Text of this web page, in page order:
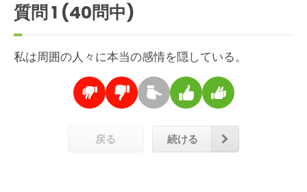
質問1 (40問中)
私は周囲の人々に本当の感情を隠している。
戻る 続ける